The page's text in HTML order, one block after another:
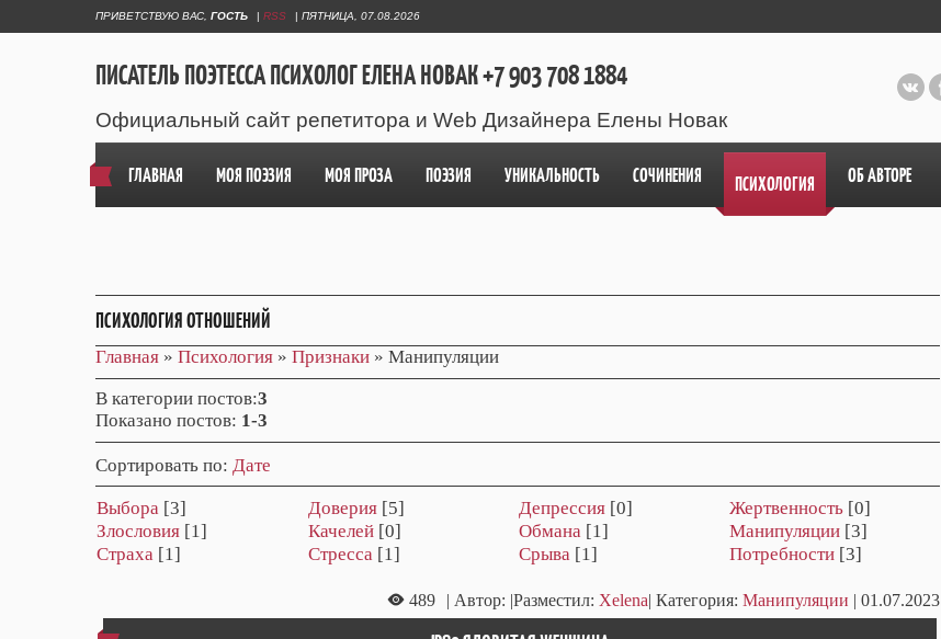
ПРИВЕТСТВУЮ ВАС ГОСТЬ | RSS | ПЯТНИЦА, 07.08.2026
ПИСАТЕЛЬ ПОЭТЕССА ПСИХОЛОГ ЕЛЕНА НОВАК +7 903 708 1884
Официальный сайт репетитора и Web Дизайнера Елены Новак
ГЛАВНАЯ МОЯ ПОЭЗИЯ МОЯ ПРОЗА ПОЭЗИЯ УНИКАЛЬНОСТЬ СОЧИНЕНИЯ ПСИХОЛОГИЯ ОБ АВТОРЕ
ПСИХОЛОГИЯ ОТНОШЕНИЙ
Главная » Психология » Признаки » Манипуляции
В категории постов:3
Показано постов: 1-3
Сортировать по: Дате
Выбора [3] Доверия [5] Депрессия [0] Жертвенность [0]
Злословия [1] Качелей [0] Обмана [1] Манипуляции [3]
Страха [1] Стресса [1] Срыва [1] Потребности [3]
489 | Автор: |Разместил: Xelena| Категория: Манипуляции | 01.07.2023